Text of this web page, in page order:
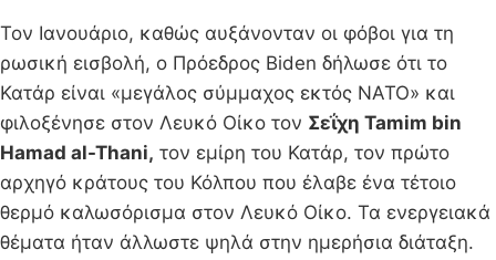
Τον Ιανουάριο, καθώς αυξάνονταν οι φόβοι για τη
ρωσική εισβολή, ο Πρόεδρος Biden δήλωσε ότι το
Κατάρ είναι «μεγάλος σύμμαχος εκτός ΝΑΤΟ» και
φιλοξένησε στον Λευκό Οίκο τον Σεΐχη Tamim bin
Hamad al-Thani, τον εμίρη του Κατάρ, τον πρώτο
αρχηγό κράτους του Κόλπου που έλαβε ένα τέτοιο
θερμό καλωσόρισμα στον Λευκό Οίκο. Τα ενεργειακά
θέματα ήταν άλλωστε ψηλά στην ημερήσια διάταξη.